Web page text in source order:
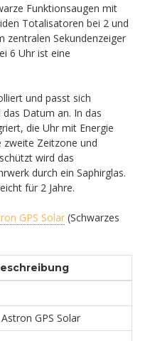
Funktionsaugen mit
Totalisatoren bei 2 und
zentralen Sekundenzeiger
6 Uhr ist eine
und passt sich
Datum an. In das
die Uhr mit Energie
zweite Zeitzone und
wird das
durch ein Saphirglas.
für 2 Jahre.
GPS Solar (Schwarzes
Astron GPS Solar